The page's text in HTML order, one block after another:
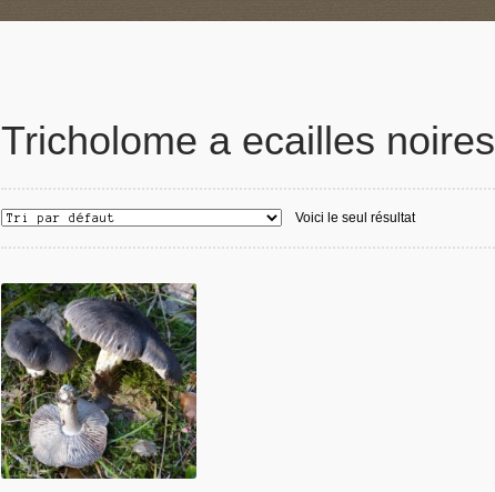
Tricholome a ecailles noires
Voici le seul résultat